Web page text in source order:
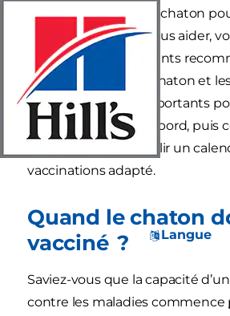
Langue
essentiel de la vie du chaton
bonne santé. Pour vous aider,
vaccins les plus courants
vétérinaires pour le chaton et
lesquelles ils sont importants
Renseignez-vous d’abord, puis
vétérinaire pour établir un
vaccinations adapté.
Quand le chaton
vacciné ?
Saviez-vous que la capacité
contre les maladies commence